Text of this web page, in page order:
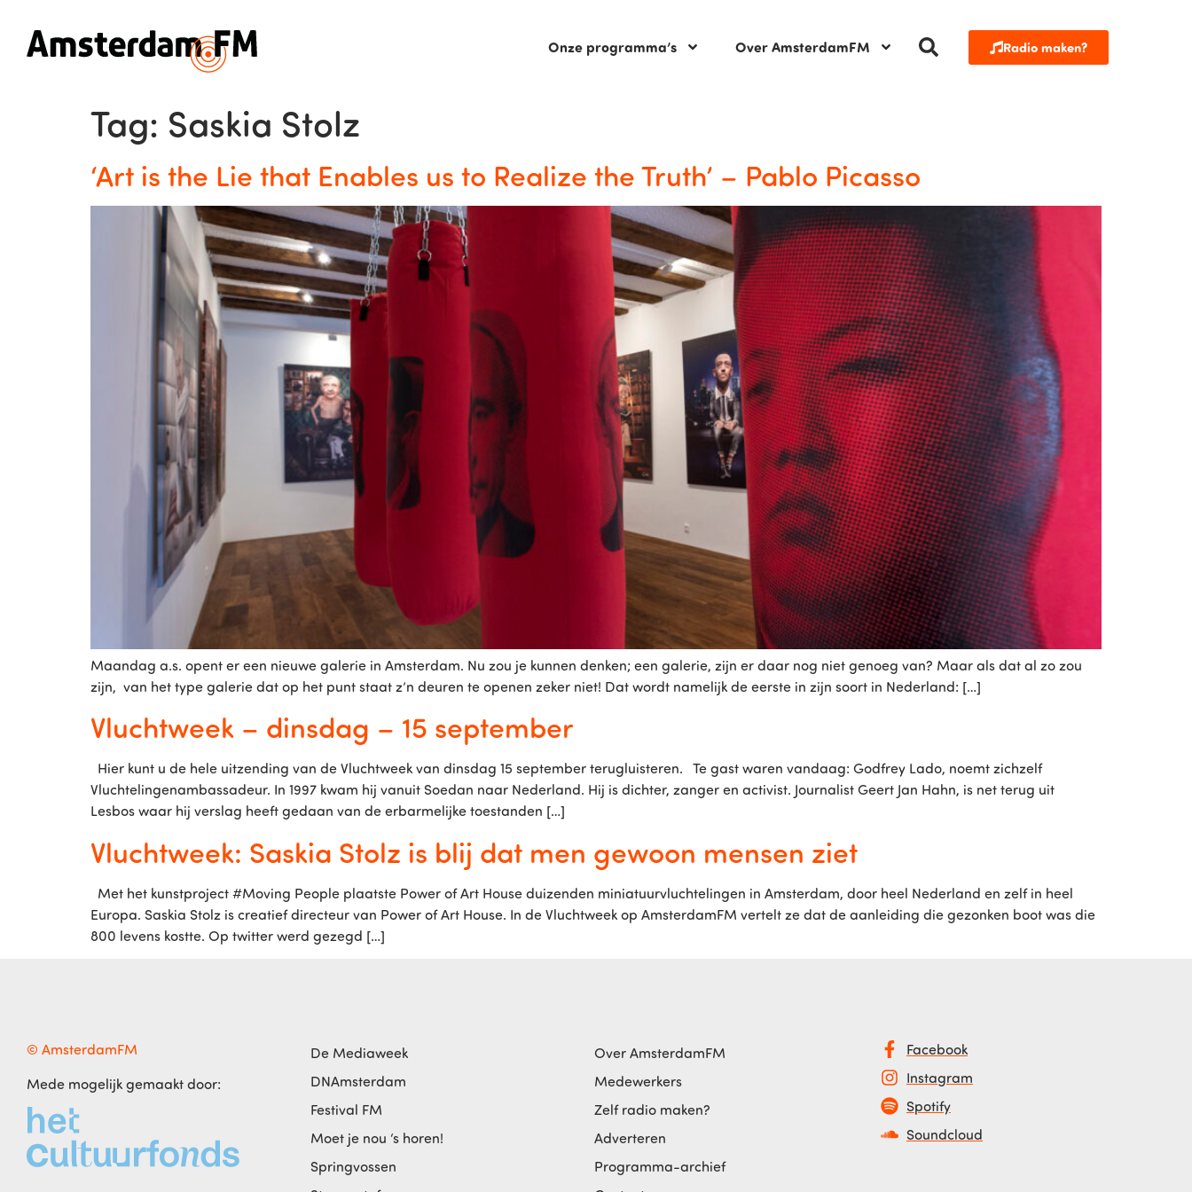
Onze programma’s Over AmsterdamFM Radio maken?
Tag: Saskia Stolz
‘Art is the Lie that Enables us to Realize the Truth’ – Pablo Picasso
Maandag a.s. opent er een nieuwe galerie in Amsterdam. Nu zou je kunnen denken; een galerie, zijn er daar nog niet genoeg van? Maar als dat al zo zou
zijn, van het type galerie dat op het punt staat z’n deuren te openen zeker niet! Dat wordt namelijk de eerste in zijn soort in Nederland: […]
Vluchtweek – dinsdag – 15 september
Hier kunt u de hele uitzending van de Vluchtweek van dinsdag 15 september terugluisteren. Te gast waren vandaag: Godfrey Lado, noemt zichzelf
Vluchtelingenambassadeur. In 1997 kwam hij vanuit Soedan naar Nederland. Hij is dichter, zanger en activist. Journalist Geert Jan Hahn, is net terug uit
Lesbos waar hij verslag heeft gedaan van de erbarmelijke toestanden […]
Vluchtweek: Saskia Stolz is blij dat men gewoon mensen ziet
Met het kunstproject #Moving People plaatste Power of Art House duizenden miniatuurvluchtelingen in Amsterdam, door heel Nederland en zelf in heel
Europa. Saskia Stolz is creatief directeur van Power of Art House. In de Vluchtweek op AmsterdamFM vertelt ze dat de aanleiding die gezonken boot was die
800 levens kostte. Op twitter werd gezegd […]
© AmsterdamFM
Mede mogelijk gemaakt door:
De Mediaweek
DNAmsterdam
Festival FM
Moet je nou ‘s horen!
Springvossen
Over AmsterdamFM
Medewerkers
Zelf radio maken?
Adverteren
Programma-archief
Facebook
Instagram
Spotify
Soundcloud